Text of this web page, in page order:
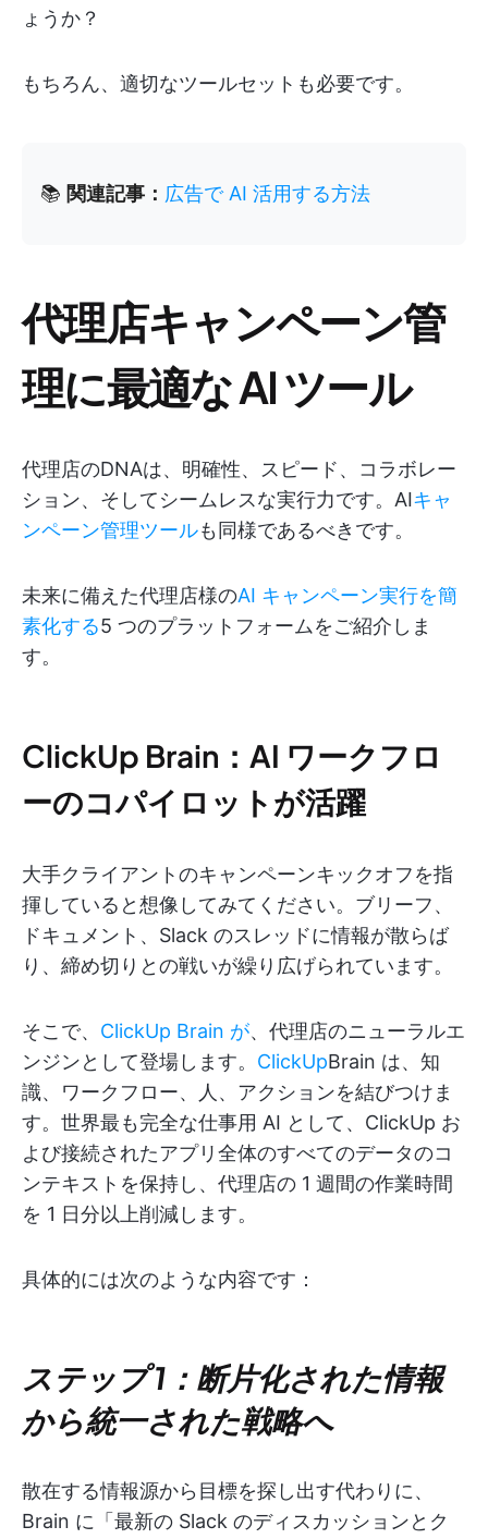
ょうか？
もちろん、適切なツールセットも必要です。
📚 関連記事： 広告で AI 活用する方法
代理店キャンペーン管
理に最適な AI ツール
代理店のDNAは、明確性、スピード、コラボレー
ション、そしてシームレスな実行力です。AIキャ
ンペーン管理ツールも同様であるべきです。
未来に備えた代理店様のAI キャンペーン実行を簡
素化する5 つのプラットフォームをご紹介しま
す。
ClickUp Brain：AI ワークフロ
ーのコパイロットが活躍
大手クライアントのキャンペーンキックオフを指
揮していると想像してみてください。ブリーフ、
ドキュメント、Slack のスレッドに情報が散らば
り、締め切りとの戦いが繰り広げられています。
そこで、 ClickUp Brain が、代理店のニューラルエ
ンジンとして登場します。 ClickUpBrain は、知
識、ワークフロー、人、アクションを結びつけま
す。世界最も完全な仕事用 AI として、ClickUp お
よび接続されたアプリ全体のすべてのデータのコ
ンテキストを保持し、代理店の 1 週間の作業時間
を 1 日分以上削減します。
具体的には次のような内容です：
ステップ 1：断片化された情報
から統一された戦略へ
散在する情報源から目標を探し出す代わりに、
Brain に「最新の Slack のディスカッションとク